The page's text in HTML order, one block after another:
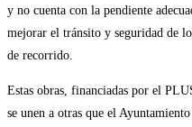
y no cuenta con la pendiente
mejorar el tránsito y seguridad de
de recorrido.
Estas obras, financiadas por el
se unen a otras que el